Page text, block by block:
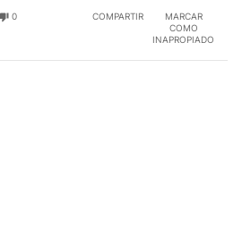
0 COMPARTIR
MARCAR
COMO
INAPROPIADO